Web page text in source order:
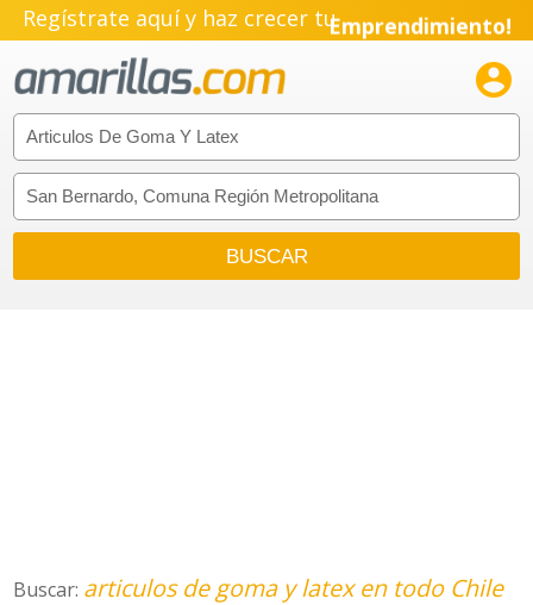
Regístrate aquí y haz crecer tuEmprendimiento!

Buscar: articulos de goma y latex en todo Chile